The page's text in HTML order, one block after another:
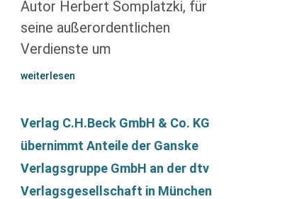
Autor Herbert Somplatzki, für
seine außerordentlichen
Verdienste um
weiterlesen
Verlag C.H.Beck GmbH & Co. KG
übernimmt Anteile der Ganske
Verlagsgruppe GmbH an der dtv
Verlagsgesellschaft in München